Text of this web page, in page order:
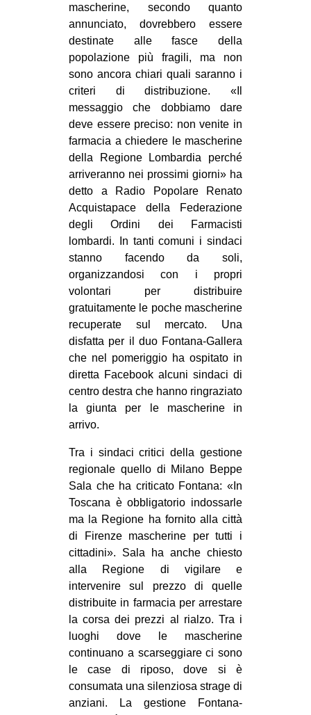
mascherine, secondo quanto
annunciato, dovrebbero essere
destinate alle fasce della
popolazione più fragili, ma non
sono ancora chiari quali saranno i
criteri di distribuzione. «Il
messaggio che dobbiamo dare
deve essere preciso: non venite in
farmacia a chiedere le mascherine
della Regione Lombardia perché
arriveranno nei prossimi giorni» ha
detto a Radio Popolare Renato
Acquistapace della Federazione
degli Ordini dei Farmacisti
lombardi. In tanti comuni i sindaci
stanno facendo da soli,
organizzandosi con i propri
volontari per distribuire
gratuitamente le poche mascherine
recuperate sul mercato. Una
disfatta per il duo Fontana-Gallera
che nel pomeriggio ha ospitato in
diretta Facebook alcuni sindaci di
centro destra che hanno ringraziato
la giunta per le mascherine in
arrivo.
Tra i sindaci critici della gestione
regionale quello di Milano Beppe
Sala che ha criticato Fontana: «In
Toscana è obbligatorio indossarle
ma la Regione ha fornito alla città
di Firenze mascherine per tutti i
cittadini». Sala ha anche chiesto
alla Regione di vigilare e
intervenire sul prezzo di quelle
distribuite in farmacia per arrestare
la corsa dei prezzi al rialzo. Tra i
luoghi dove le mascherine
continuano a scarseggiare ci sono
le case di riposo, dove si è
consumata una silenziosa strage di
anziani. La gestione Fontana-